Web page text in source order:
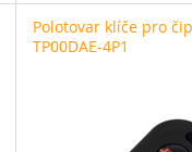
Polotovar klíče pro čip
TP00DAE-4P1